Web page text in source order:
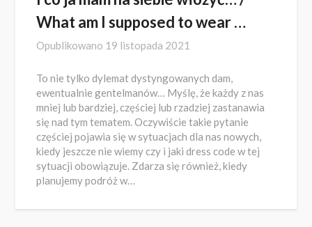
What am I supposed to wear …
Opublikowano 19 listopada 2021
To nie tylko dylemat dystyngowanych dam,
ewentualnie gentelmanów… Myślę, że każdy z nas
mniej lub bardziej, częściej lub rzadziej zastanawia
się nad tym tematem. Oczywiście takie pytanie
częściej pojawia się w sytuacjach dla nas nowych,
kiedy jeszcze nie wiemy czy i jaki dress code w tej
sytuacji obowiązuje. Zdarza się również, kiedy
planujemy podróż w…